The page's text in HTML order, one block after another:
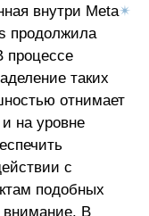
внутри Meta✴
продолжила
процессе
таких
отнимает
на уровне
с
подобных
внимание. В